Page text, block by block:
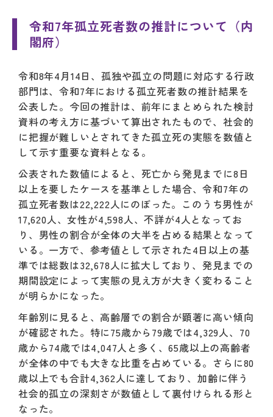
令和7年孤立死者数の推計について（内
閣府）
令和8年4月14日、孤独や孤立の問題に対応する行政
部門は、令和7年における孤立死者数の推計結果を
公表した。今回の推計は、前年にまとめられた検討
資料の考え方に基づいて算出されたもので、社会的
に把握が難しいとされてきた孤立死の実態を数値と
して示す重要な資料となる。
公表された数値によると、死亡から発見までに8日
以上を要したケースを基準とした場合、令和7年の
孤立死者数は22,222人にのぼった。このうち男性が
17,620人、女性が4,598人、不詳が4人となってお
り、男性の割合が全体の大半を占める結果となって
いる。一方で、参考値として示された4日以上の基
準では総数は32,678人に拡大しており、発見までの
期間設定によって実態の見え方が大きく変わること
が明らかになった。
年齢別に見ると、高齢層での割合が顕著に高い傾向
が確認された。特に75歳から79歳では4,329人、70
歳から74歳では4,047人と多く、65歳以上の高齢者
が全体の中でも大きな比重を占めている。さらに80
歳以上でも合計4,362人に達しており、加齢に伴う
社会的孤立の深刻さが数値として裏付けられる形と
なった。